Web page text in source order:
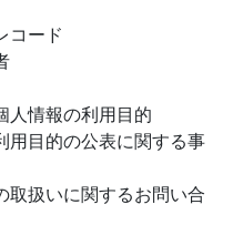
ード
人情報の利用目的
的の公表に関する事
取扱いに関するお問い合